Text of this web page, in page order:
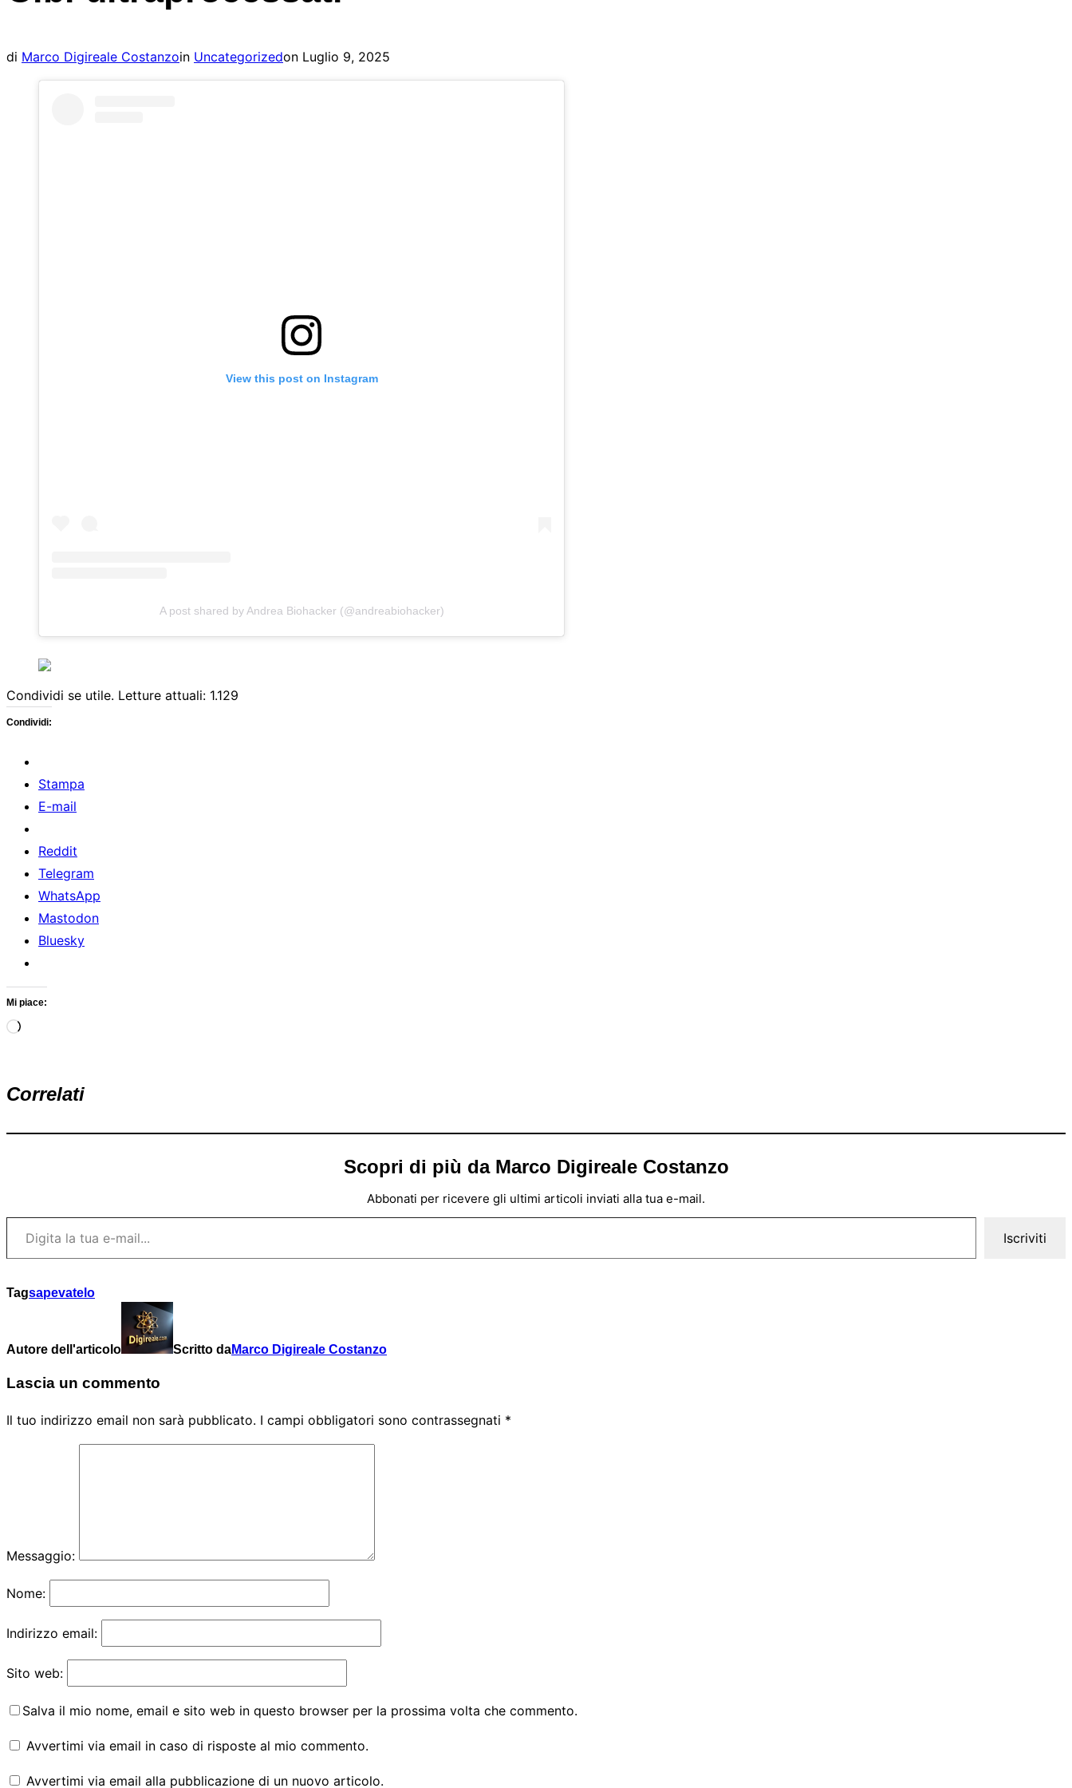
laterale
di
di Marco Digireale Costanzoin Uncategorizedon Pubblicato
il
Luglio 9, 2025
View this post on Instagram
A post shared by Andrea Biohacker (@andreabiohacker)
Condividi se utile. Letture attuali: 1.129
Condividi:
Stampa
E-mail
Reddit
Telegram
WhatsApp
Mastodon
Bluesky
Mi piace:
Caricamento
Correlati
Scopri di più da Marco Digireale Costanzo
Abbonati per ricevere gli ultimi articoli inviati alla tua e-mail.
Digita la tua e-mail...
Iscriviti
Tagsapevatelo
Autore dell'articolo Scritto daMarco Digireale Costanzo
Lascia un commento
Il tuo indirizzo email non sarà pubblicato. I campi obbligatori sono contrassegnati *
Messaggio:
Nome:
Indirizzo email:
Sito web:
Salva il mio nome, email e sito web in questo browser per la prossima volta che commento.
Avvertimi via email in caso di risposte al mio commento.
Avvertimi via email alla pubblicazione di un nuovo articolo.